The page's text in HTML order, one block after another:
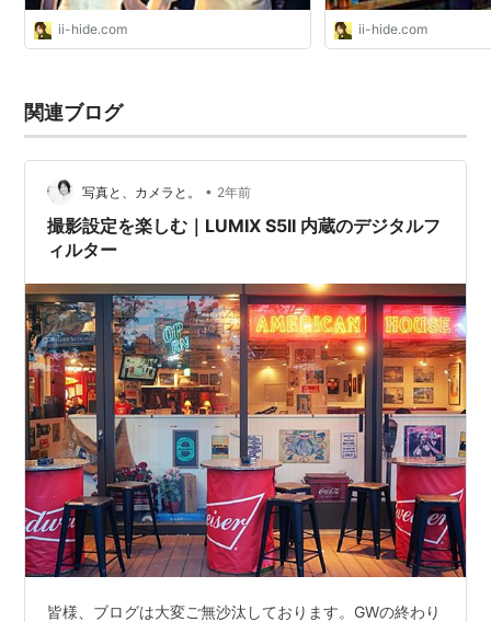
ii-hide.com ii-hide.com
関連ブログ
写真と、カメラと。 • 2年前
撮影設定を楽しむ｜LUMIX S5II 内蔵のデジタルフ
ィルター
皆様、ブログは大変ご無沙汰しております。GWの終わり